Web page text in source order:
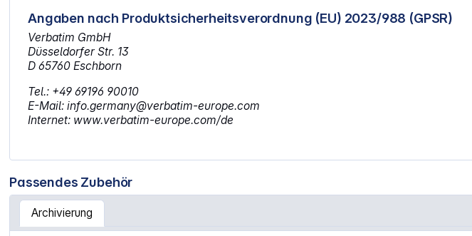
Angaben nach Produktsicherheitsverordnung (EU) 2023/988 (GPSR)
Verbatim GmbH
Düsseldorfer Str. 13
D 65760 Eschborn
Tel.: +49 69196 90010
E-Mail: info.germany@verbatim-europe.com
Internet: www.verbatim-europe.com/de
Passendes Zubehör
Archivierung